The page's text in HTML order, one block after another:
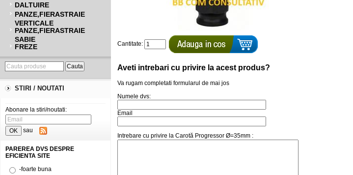
DALTUIRE
PANZE,FIERASTRAIE
VERTICALE
PANZE,FIERASTRAIE
SABIE
FREZE
STIRI / NOUTATI
Abonare la stiri/noutati:
sau
PAREREA DVS DESPRE
EFICIENTA SITE
-foarte buna
Cantitate:
Aveti intrebari cu privire la acest produs?
Va rugam completati formularul de mai jos
Numele dvs:
Email
Intrebare cu privire la Carotă Progressor Ø=35mm :